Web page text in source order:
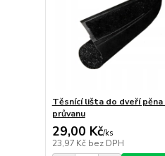
Těsnící lišta do dveří
průvanu
29,00 Kč/ks
23,97 Kč bez DPH